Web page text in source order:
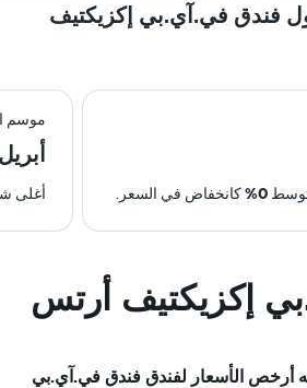
فندق في.آي.بي إكزيكتيف
موسم
0% كانخفاض في السعر. أغلى
إكزيكتيف أرتس
أرخص الأسعار لفندق فندق في.آي.بي